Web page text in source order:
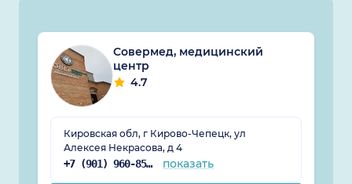
Совермед, медицинский
центр
4.7
Кировская обл, г Кирово-Чепецк, ул
Алексея Некрасова, д 4
+7 (901) 960-85-37 показать